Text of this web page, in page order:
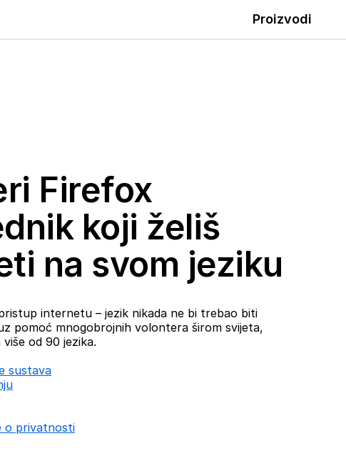
Proizvodi
Firefox
koji želiš
na svom jeziku
internetu – jezik nikada ne bi trebao biti
pomoć mnogobrojnih volontera širom svijeta,
od 90 jezika.
sustava
o privatnosti